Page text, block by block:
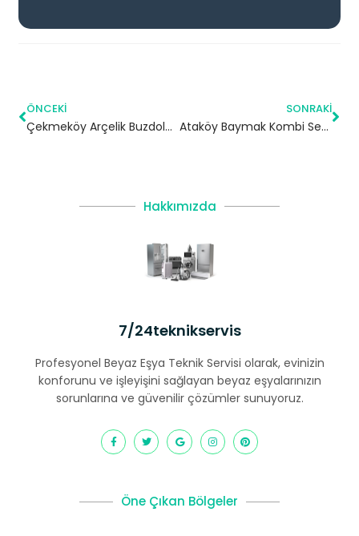
ÖNCEKI
Çekmeköy Arçelik Buzdolabı Servisi
SONRAKI
Ataköy Baymak Kombi Servisi – Bakırköy Yetkili Servis
Hakkımızda
7/24teknikservis
Profesyonel Beyaz Eşya Teknik Servisi olarak, evinizin
konforunu ve işleyişini sağlayan beyaz eşyalarınızın
sorunlarına ve güvenilir çözümler sunuyoruz.
Öne Çıkan Bölgeler